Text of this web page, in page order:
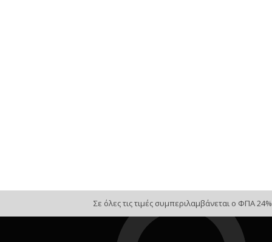
Σε όλες τις τιμές συμπεριλαμβάνεται ο ΦΠΑ 24%